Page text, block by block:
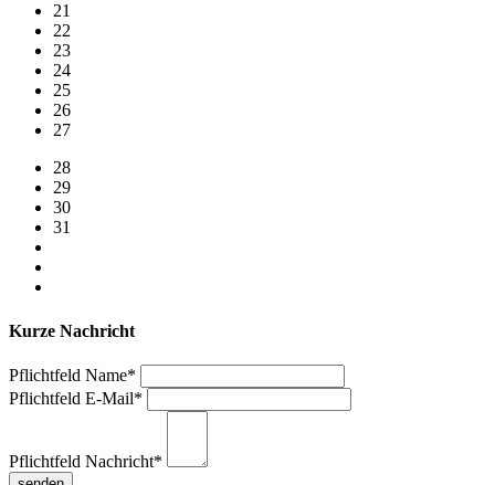
21
22
23
24
25
26
27
28
29
30
31
Kurze Nachricht
Pflichtfeld Name*
Pflichtfeld E-Mail*
Pflichtfeld Nachricht*